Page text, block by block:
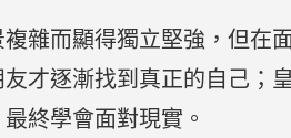
雜而顯得獨立堅強，但在
才逐漸找到真正的自己；
終學會面對現實。